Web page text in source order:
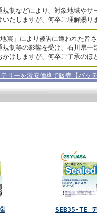
制などにより、対象地域やサ
たしますが、何卒ご理解賜り
震」により被害に遭われた皆
制等の影響を受け、石川県一
けしますが、何卒ご了承のほ
リーを激安価格で販売【バッ
SEB35-TE